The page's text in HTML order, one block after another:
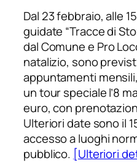
Dal 23 febbraio, alle
guidate “Tracce di
dal Comune e Pro
natalizio, sono
appuntamenti
un tour speciale l’8
euro, con
Ulteriori date sono il
accesso a luoghi
pubblico. [Ulteriori